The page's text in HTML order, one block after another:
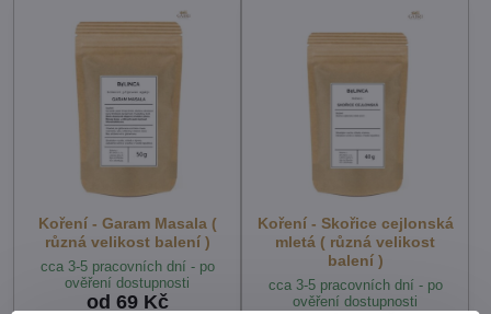
Koření - Garam Masala (
různá velikost balení )
cca 3-5 pracovních dní - po
ověření dostupnosti
od 69 Kč
Koření - Skořice cejlonská
mletá ( různá velikost
balení )
cca 3-5 pracovních dní - po
ověření dostupnosti